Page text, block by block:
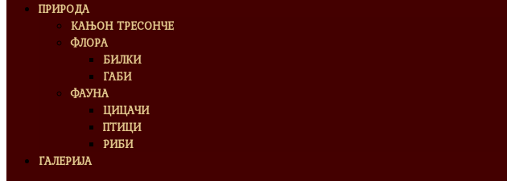
ПРИРОДА
КАЊОН ТРЕСОНЧЕ
ФЛОРА
БИЛКИ
ГАБИ
ФАУНА
ЦИЦАЧИ
ПТИЦИ
РИБИ
ГАЛЕРИЈА